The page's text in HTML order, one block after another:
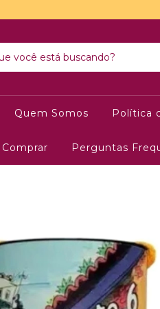
Quem Somos Política
Perguntas